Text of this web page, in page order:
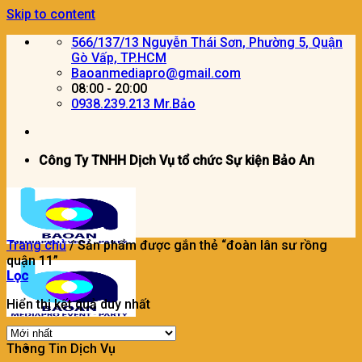
Skip to content
566/137/13 Nguyễn Thái Sơn, Phường 5, Quận
Gò Vấp, TP.HCM
Baoanmediapro@gmail.com
08:00 - 20:00
0938.239.213 Mr.Bảo
Công Ty TNHH Dịch Vụ tổ chức Sự kiện Bảo An
Trang chủ /Sản phẩm được gắn thẻ “đoàn lân sư rồng
quận 11”
Lọc
Hiển thị kết quả duy nhất
Thông Tin Dịch Vụ